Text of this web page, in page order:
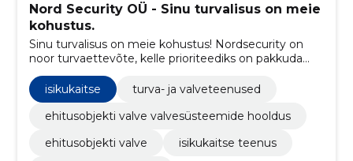
Nord Security OÜ - Sinu turvalisus on meie
kohustus.
Sinu turvalisus on meie kohustus! Nordsecurity on
noor turvaettevõte, kelle prioriteediks on pakkuda
turul kõrget kvaliteeti.
isikukaitse
turva- ja valveteenused
ehitusobjekti valve valvesüsteemide hooldus
ehitusobjekti valve
isikukaitse teenus